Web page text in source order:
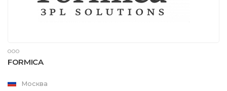
ООО
FORMICA
Москва